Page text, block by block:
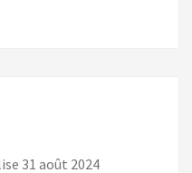
31 août 2024